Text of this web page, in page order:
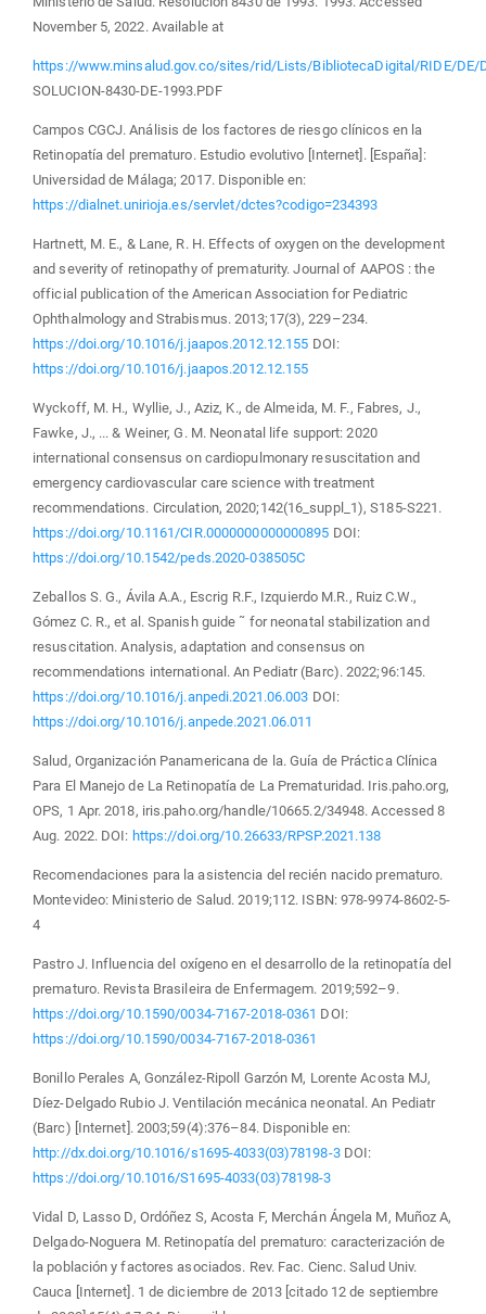
November 5, 2022. Available at
https://www.minsalud.gov.co/sites/rid/Lists/BibliotecaDigital/RIDE/DE/
SOLUCION-8430-DE-1993.PDF
Campos CGCJ. Análisis de los factores de riesgo clínicos en la
Retinopatía del prematuro. Estudio evolutivo [Internet]. [España]:
Universidad de Málaga; 2017. Disponible en:
https://dialnet.unirioja.es/servlet/dctes?codigo=234393
Hartnett, M. E., & Lane, R. H. Effects of oxygen on the development
and severity of retinopathy of prematurity. Journal of AAPOS : the
official publication of the American Association for Pediatric
Ophthalmology and Strabismus. 2013;17(3), 229–234.
https://doi.org/10.1016/j.jaapos.2012.12.155 DOI:
https://doi.org/10.1016/j.jaapos.2012.12.155
Wyckoff, M. H., Wyllie, J., Aziz, K., de Almeida, M. F., Fabres, J.,
Fawke, J., ... & Weiner, G. M. Neonatal life support: 2020
international consensus on cardiopulmonary resuscitation and
emergency cardiovascular care science with treatment
recommendations. Circulation, 2020;142(16_suppl_1), S185-S221.
https://doi.org/10.1161/CIR.0000000000000895 DOI:
https://doi.org/10.1542/peds.2020-038505C
Zeballos S. G., Ávila A.A., Escrig R.F., Izquierdo M.R., Ruiz C.W.,
Gómez C. R., et al. Spanish guide ˜ for neonatal stabilization and
resuscitation. Analysis, adaptation and consensus on
recommendations international. An Pediatr (Barc). 2022;96:145.
https://doi.org/10.1016/j.anpedi.2021.06.003 DOI:
https://doi.org/10.1016/j.anpede.2021.06.011
Salud, Organización Panamericana de la. Guía de Práctica Clínica
Para El Manejo de La Retinopatía de La Prematuridad. Iris.paho.org,
OPS, 1 Apr. 2018, iris.paho.org/handle/10665.2/34948. Accessed 8
Aug. 2022. DOI: https://doi.org/10.26633/RPSP.2021.138
Recomendaciones para la asistencia del recién nacido prematuro.
Montevideo: Ministerio de Salud. 2019;112. ISBN: 978-9974-8602-5-
4
Pastro J. Influencia del oxígeno en el desarrollo de la retinopatía del
prematuro. Revista Brasileira de Enfermagem. 2019;592–9.
https://doi.org/10.1590/0034-7167-2018-0361 DOI:
https://doi.org/10.1590/0034-7167-2018-0361
Bonillo Perales A, González-Ripoll Garzón M, Lorente Acosta MJ,
Díez-Delgado Rubio J. Ventilación mecánica neonatal. An Pediatr
(Barc) [Internet]. 2003;59(4):376–84. Disponible en:
http://dx.doi.org/10.1016/s1695-4033(03)78198-3DOI:
https://doi.org/10.1016/S1695-4033(03)78198-3
Vidal D, Lasso D, Ordóñez S, Acosta F, Merchán Ángela M, Muñoz A,
Delgado-Noguera M. Retinopatía del prematuro: caracterización de
la población y factores asociados. Rev. Fac. Cienc. Salud Univ.
Cauca [Internet]. 1 de diciembre de 2013 [citado 12 de septiembre